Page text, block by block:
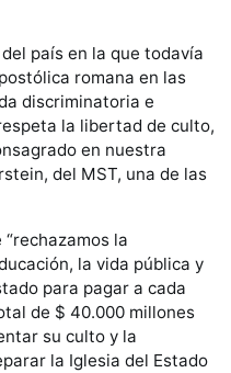
país en la que todavía
romana en las
discriminatoria e
la libertad de culto,
en nuestra
del MST, una de las
la
la vida pública y
para pagar a cada
de $ 40.000 millones
su culto y la
la Iglesia del Estado